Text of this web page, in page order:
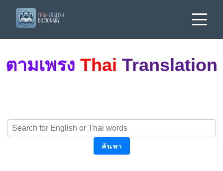
ตามเพรง Thai Translation
ค้นหา